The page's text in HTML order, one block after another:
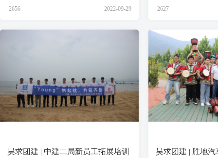
2022-09-29
2656 2627
昊求团建 | 中建二局新员工拓展培训
昊求团建 | 胜地